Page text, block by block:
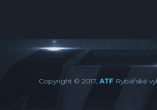
Copyright © 2017, ATF Rybářské